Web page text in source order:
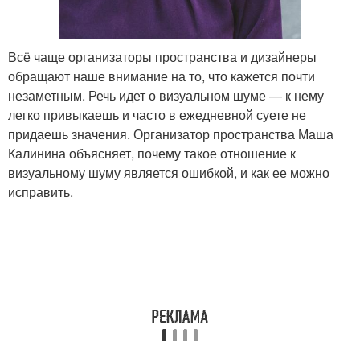
Всё чаще организаторы пространства и дизайнеры
обращают наше внимание на то, что кажется почти
незаметным. Речь идет о визуальном шуме — к нему
легко привыкаешь и часто в ежедневной суете не
придаешь значения. Организатор пространства Маша
Калинина объясняет, почему такое отношение к
визуальному шуму является ошибкой, и как ее можно
исправить.